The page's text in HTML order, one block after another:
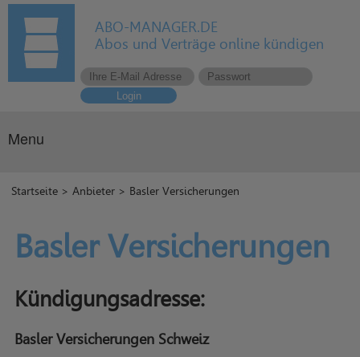
ABO-MANAGER.DE
Abos und Verträge online kündigen
Login
Menu
Startseite >Anbieter > Basler Versicherungen
Basler Versicherungen
Kündigungsadresse:
Basler Versicherungen Schweiz